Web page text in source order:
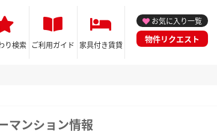
り検索 ご利用ガイド 家具付き賃貸
お気に入り一覧
物件リクエスト
マンション情報